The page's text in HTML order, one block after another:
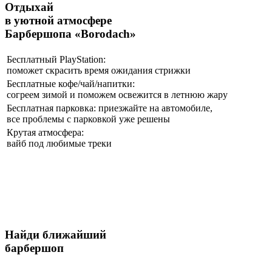
Отдыхай
в уютной атмосфере
Барбершопа «Borodach»
Бесплатный PlayStation:
поможет скрасить время ожидания стрижки
Бесплатные кофе/чай/напитки:
согреем зимой и поможем освежится в летнюю жару
Бесплатная парковка: приезжайте на автомобиле,
все проблемы с парковкой уже решены
Крутая атмосфера:
вайб под любимые треки
Найди ближайший
барбершоп